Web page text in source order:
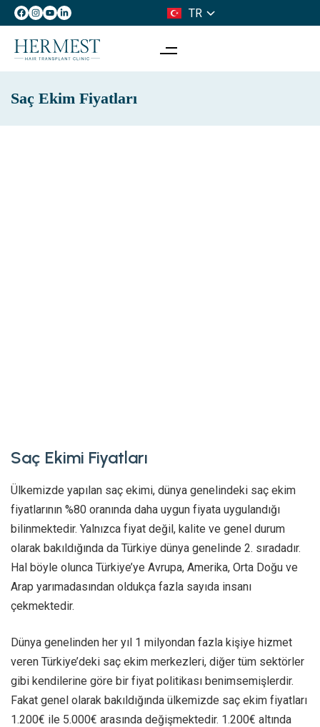
TR
IT
Saç Ekim Fiyatları
Saç Ekimi Fiyatları
Ülkemizde yapılan saç ekimi, dünya genelindeki saç ekim
fiyatlarının %80 oranında daha uygun fiyata uygulandığı
bilinmektedir. Yalnızca fiyat değil, kalite ve genel durum
olarak bakıldığında da Türkiye dünya genelinde 2. sıradadır.
Hal böyle olunca Türkiye’ye Avrupa, Amerika, Orta Doğu ve
Arap yarımadasından oldukça fazla sayıda insanı
çekmektedir.
Dünya genelinden her yıl 1 milyondan fazla kişiye hizmet
veren Türkiye’deki saç ekim merkezleri, diğer tüm sektörler
gibi kendilerine göre bir fiyat politikası benimsemişlerdir.
Fakat genel olarak bakıldığında ülkemizde saç ekim fiyatları
1.200€ ile 5.000€ arasında değişmektedir. 1.200€ altında